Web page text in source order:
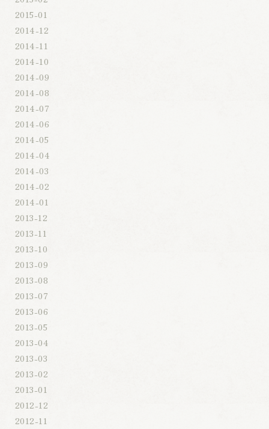
2015-01
2014-12
2014-11
2014-10
2014-09
2014-08
2014-07
2014-06
2014-05
2014-04
2014-03
2014-02
2014-01
2013-12
2013-11
2013-10
2013-09
2013-08
2013-07
2013-06
2013-05
2013-04
2013-03
2013-02
2013-01
2012-12
2012-11